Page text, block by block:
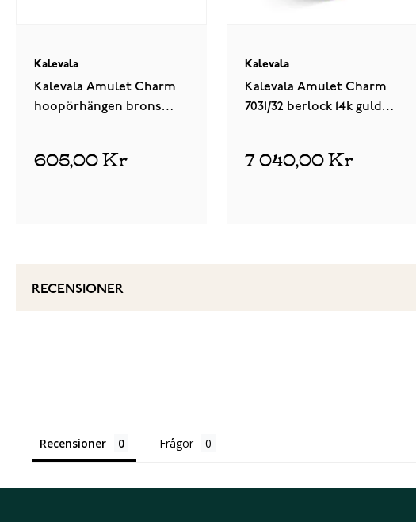
Kalevala
Kalevala Amulet Charm
hoopörhängen brons
605,00 Kr
Kalevala
Kalevala Amulet Charm
7031/32 berlock 14k guld
7 040,00 Kr
RECENSIONER
Recensioner Frågor